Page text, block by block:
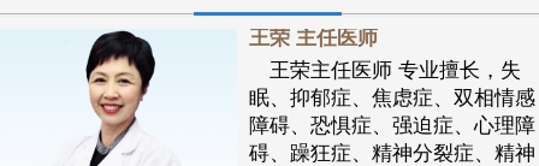
王荣 主任医师
王荣主任医师 专业擅长，失
眠、抑郁症、焦虑症、双相情感
障碍、恐惧症、强迫症、心理障
碍、躁狂症、精神分裂症、精神